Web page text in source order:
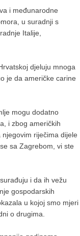
i međunarodne
u suradnji s
Italije,
djeluju mnoga
je da američke carine
mogu dodatno
i zbog američkih
riječima dijele
sa Zagrebom, vi ste
i da ih vežu
gospodarskih
u kojoj smo mjeri
o drugima.